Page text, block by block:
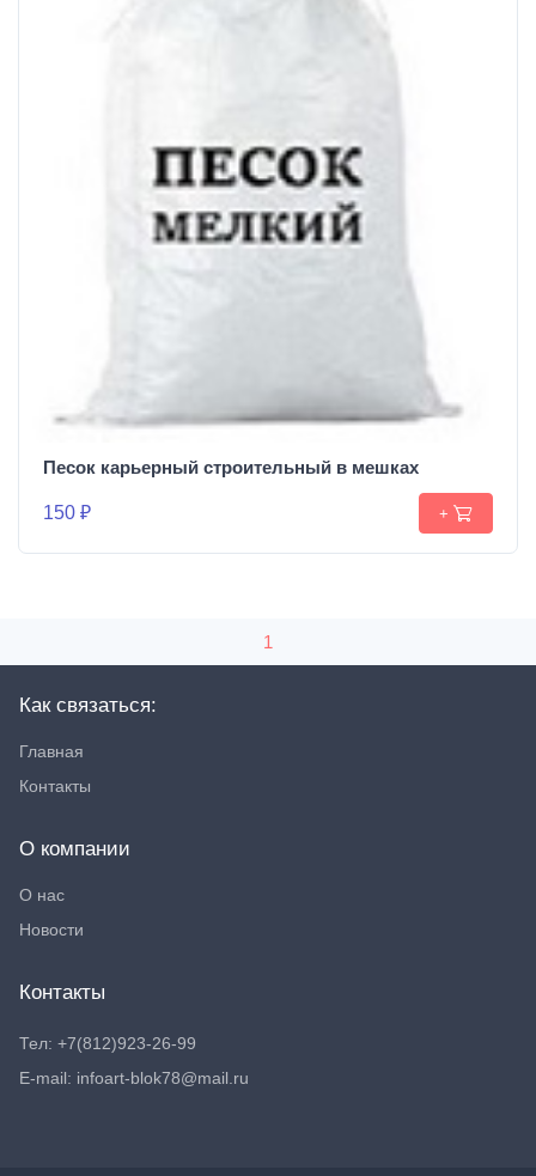
Песок карьерный строительный в мешках
150 ₽ +
1
Как связаться:
Главная
Контакты
О компании
О нас
Новости
Контакты
Тел: +7(812)923-26-99
E-mail: infoart-blok78@mail.ru